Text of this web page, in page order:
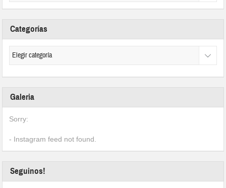
Categorías
Galeria
Sorry:
- Instagram feed not found.
Seguinos!